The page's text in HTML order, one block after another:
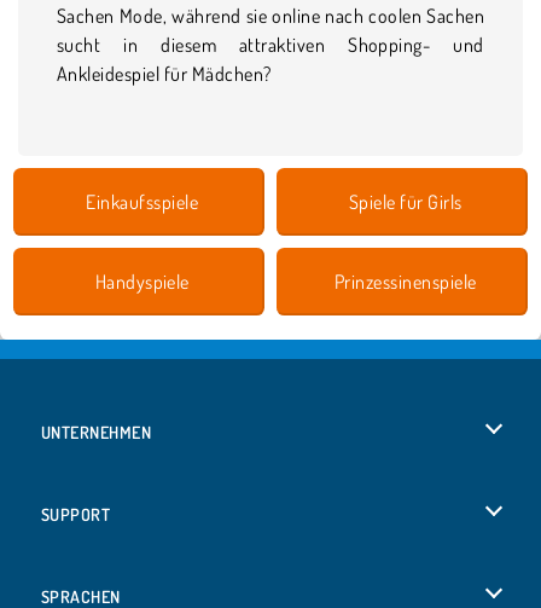
Sachen Mode, während sie online nach coolen Sachen
sucht in diesem attraktiven Shopping- und
Ankleidespiel für Mädchen?
Einkaufsspiele Spiele für Girls
Handyspiele Prinzessinenspiele
UNTERNEHMEN
SUPPORT
SPRACHEN